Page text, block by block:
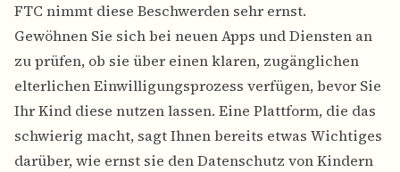
FTC nimmt diese Beschwerden sehr ernst.
Gewöhnen Sie sich bei neuen Apps und Diensten an
zu prüfen, ob sie über einen klaren, zugänglichen
elterlichen Einwilligungsprozess verfügen, bevor Sie
Ihr Kind diese nutzen lassen. Eine Plattform, die das
schwierig macht, sagt Ihnen bereits etwas Wichtiges
darüber, wie ernst sie den Datenschutz von Kindern